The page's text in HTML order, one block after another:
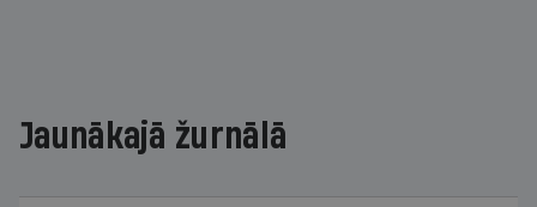
Jaunākajā žurnālā